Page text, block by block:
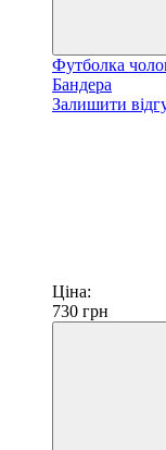
Футболка
Бандера
Залишити
Ціна:
730 грн